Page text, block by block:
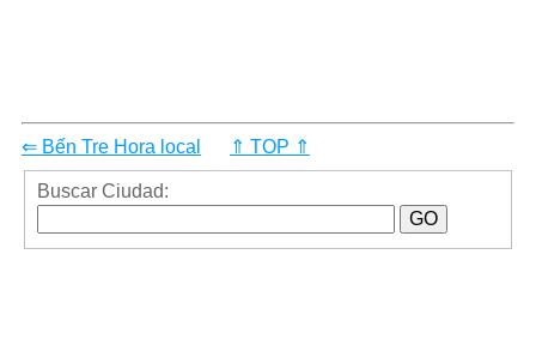
⇐ Bến Tre Hora local ⇑ TOP ⇑
Buscar Ciudad: